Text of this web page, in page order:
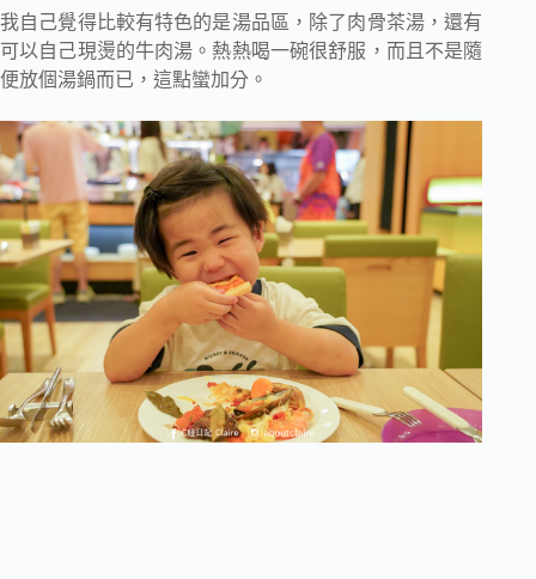
我自己覺得比較有特色的是湯品區，除了肉骨茶湯，還有
可以自己現燙的牛肉湯。熱熱喝一碗很舒服，而且不是隨
便放個湯鍋而已，這點蠻加分。